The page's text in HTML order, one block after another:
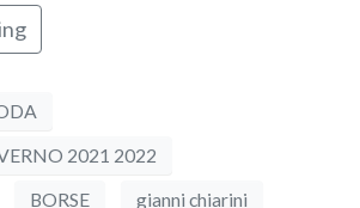
2021 2022
BORSE
gianni chiarini